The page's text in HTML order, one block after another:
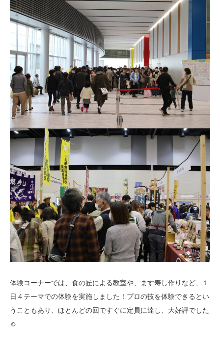
体験コーナーでは、食の匠による教室や、ます寿し作りなど、１
日４テーマでの体験を実施しました！プロの技を体験できるとい
うこともあり、ほとんどの回ですぐに定員に達し、大好評でした
☺